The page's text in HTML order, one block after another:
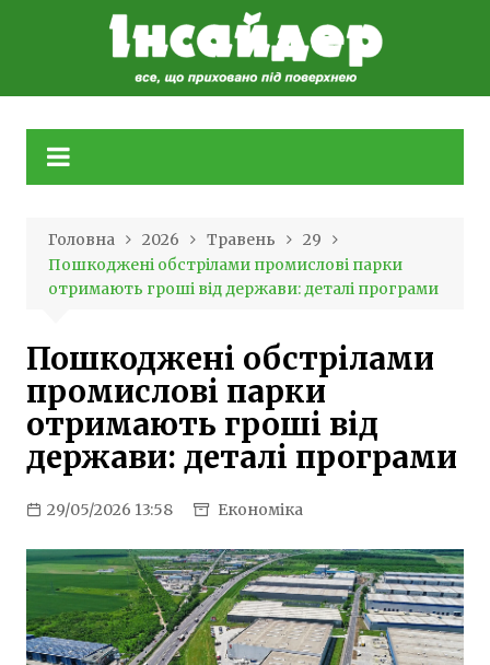
Головна 2026 Травень
29
Пошкоджені обстрілами промислові парки
отримають гроші від держави: деталі програми
Пошкоджені обстрілами
промислові парки
отримають гроші від
держави: деталі програми
29/05/2026 13:58 Економіка